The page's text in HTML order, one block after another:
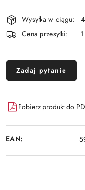
Dostępność
i
dostawa
Wysyłka w ciągu:
Cena przesyłki:
Zadaj pytanie
Pobierz produkt do
EAN: